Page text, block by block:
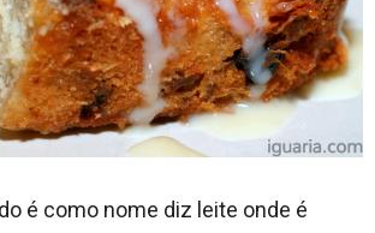
é como nome diz leite onde é